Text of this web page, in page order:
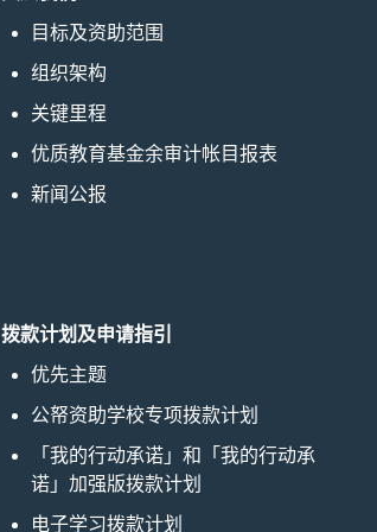
目标及资助范围
组织架构
关键里程
优质教育基金余审计帐目报表
新闻公报
拨款计划及申请指引
优先主题
公帑资助学校专项拨款计划
「我的行动承诺」和「我的行动承
诺」加强版拨款计划
电子学习拨款计划